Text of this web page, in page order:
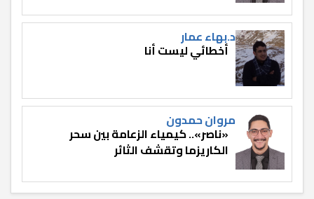
د.بهاء عمار
أخطائي ليست أنا
مروان حمدون
«ناصر».. كيمياء الزعامة بين سحر
الكاريزما وتقشف الثائر